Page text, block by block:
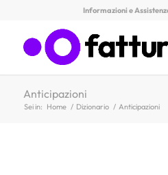
Informazioni e
Anticipazioni
Sei in: Home / Dizionario / Anticipazioni